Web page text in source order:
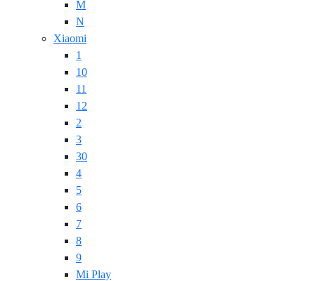
M
N
Xiaomi
1
10
11
12
2
3
30
4
5
6
7
8
9
Mi Play